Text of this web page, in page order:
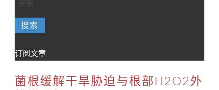
搜索
订阅文章
菌根缓解干旱胁迫与根部H2O2外